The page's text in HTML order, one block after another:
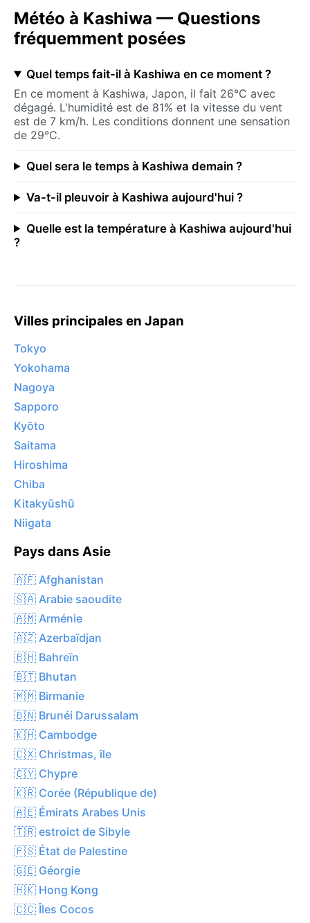
Météo à Kashiwa — Questions
fréquemment posées
Quel temps fait-il à Kashiwa en ce moment ?
En ce moment à Kashiwa, Japon, il fait 26°C avec
dégagé. L'humidité est de 81% et la vitesse du vent
est de 7 km/h. Les conditions donnent une sensation
de 29°C.
Quel sera le temps à Kashiwa demain ?
Va-t-il pleuvoir à Kashiwa aujourd'hui ?
Quelle est la température à Kashiwa aujourd'hui
?
Villes principales en Japan
Tokyo
Yokohama
Nagoya
Sapporo
Kyōto
Saitama
Hiroshima
Chiba
Kitakyūshū
Niigata
Pays dans Asie
🇦🇫 Afghanistan
🇸🇦 Arabie saoudite
🇦🇲 Arménie
🇦🇿 Azerbaïdjan
🇧🇭 Bahreïn
🇧🇹 Bhutan
🇲🇲 Birmanie
🇧🇳 Brunéi Darussalam
🇰🇭 Cambodge
🇨🇽 Christmas, île
🇨🇾 Chypre
🇰🇷 Corée (République de)
🇦🇪 Émirats Arabes Unis
🇹🇷 estroict de Sibyle
🇵🇸 État de Palestine
🇬🇪 Géorgie
🇭🇰 Hong Kong
🇨🇨 Îles Cocos